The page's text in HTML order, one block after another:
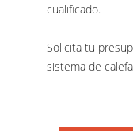
cualificado.
Solicita tu
sistema de